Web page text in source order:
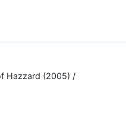
Hazzard (2005) /